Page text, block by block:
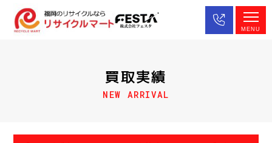
買取実績
NEW ARRIVAL
MENU